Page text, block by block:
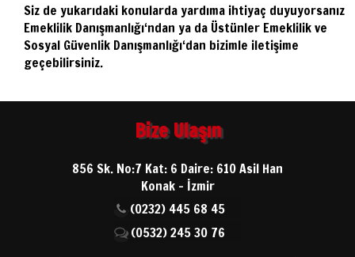
Siz de yukarıdaki konularda yardıma ihtiyaç duyuyorsanız
Emeklilik Danışmanlığı‘ndan ya da Üstünler Emeklilik ve
Sosyal Güvenlik Danışmanlığı‘dan bizimle iletişime
geçebilirsiniz.
Bize Ulaşın
856 Sk. No:7 Kat: 6 Daire: 610 Asil Han
Konak - İzmir
(0232) 445 68 45
(0532) 245 30 76